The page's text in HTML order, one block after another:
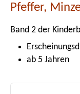
Pfeffer,
Band 2 der
ab 5 Jahren